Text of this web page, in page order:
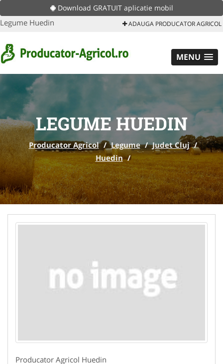
Download GRATUIT aplicatie mobil
Legume Huedin ADAUGA PRODUCATOR AGRICOL
MENU
LEGUME HUEDIN
Producator Agricol / Legume / Judet Cluj /
Huedin /
Producator Agricol Huedin